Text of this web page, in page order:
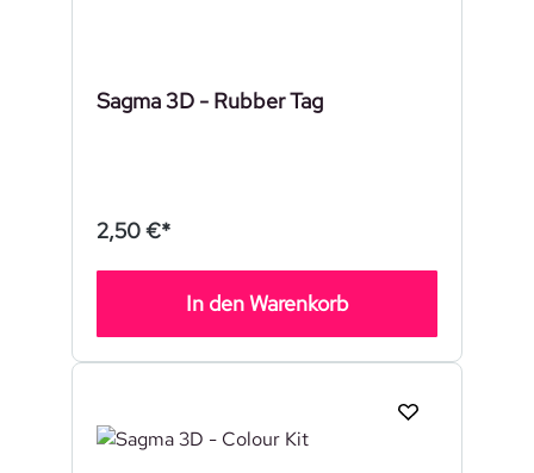
Sagma 3D - Rubber Tag
2,50 €*
In den Warenkorb